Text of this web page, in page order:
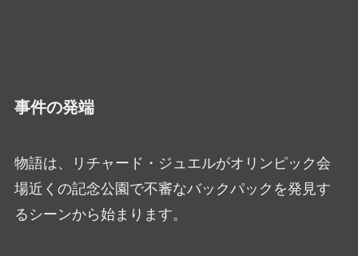
事件の発端
物語は、リチャード・ジュエルがオリンピック会
場近くの記念公園で不審なバックパックを発見す
るシーンから始まります。